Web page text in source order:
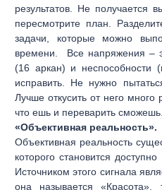
результатов. Не получается
пересмотрите план.
задачи, которые можно
времени.
Все напряжения –
(16 аркан) и неспособности
исправить. Не нужно
Лучше откусить от него много
что ешь и переварить сможешь.
«Объективная реальность».
Объективная реальность
которого становится
Источником этого сигнала
она называется «Красота»,